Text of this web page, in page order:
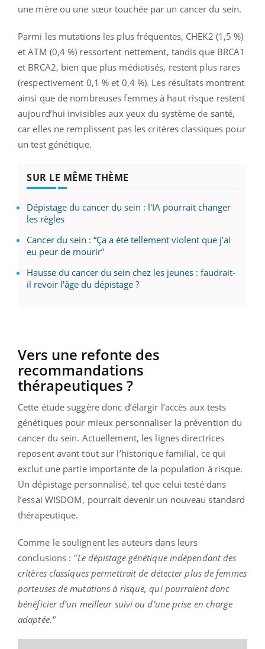
une mère ou une sœur touchée par un cancer du sein.
Parmi les mutations les plus fréquentes, CHEK2 (1,5 %)
et ATM (0,4 %) ressortent nettement, tandis que BRCA1
et BRCA2, bien que plus médiatisés, restent plus rares
(respectivement 0,1 % et 0,4 %). Les résultats montrent
ainsi que de nombreuses femmes à haut risque restent
aujourd’hui invisibles aux yeux du système de santé,
car elles ne remplissent pas les critères classiques pour
un test génétique.
SUR LE MÊME THÈME
Dépistage du cancer du sein : l'IA pourrait changer
les règles
Cancer du sein : “Ça a été tellement violent que j'ai
eu peur de mourir”
Hausse du cancer du sein chez les jeunes : faudrait-
il revoir l'âge du dépistage ?
Vers une refonte des
recommandations
thérapeutiques ?
Cette étude suggère donc d’élargir l’accès aux tests
génétiques pour mieux personnaliser la prévention du
cancer du sein. Actuellement, les lignes directrices
reposent avant tout sur l’historique familial, ce qui
exclut une partie importante de la population à risque.
Un dépistage personnalisé, tel que celui testé dans
l’essai WISDOM, pourrait devenir un nouveau standard
thérapeutique.
Comme le soulignent les auteurs dans leurs
conclusions : "Le dépistage génétique indépendant des
critères classiques permettrait de détecter plus de femmes
porteuses de mutations à risque, qui pourraient donc
bénéficier d’un meilleur suivi ou d’une prise en charge
adaptée."